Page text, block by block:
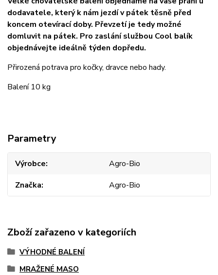
dodavatele, který k nám jezdí v pátek těsně před
koncem otevírací doby. Převzetí je tedy možné
domluvit na pátek. Pro zaslání službou Cool balík
objednávejte ideálně týden dopředu.
Přirozená potrava pro kočky, dravce nebo hady.
Balení 10 kg
Parametry
Výrobce
Agro-Bio
Značka
Agro-Bio
Zboží zařazeno v kategoriích
VÝHODNÉ BALENÍ
MRAŽENÉ MASO